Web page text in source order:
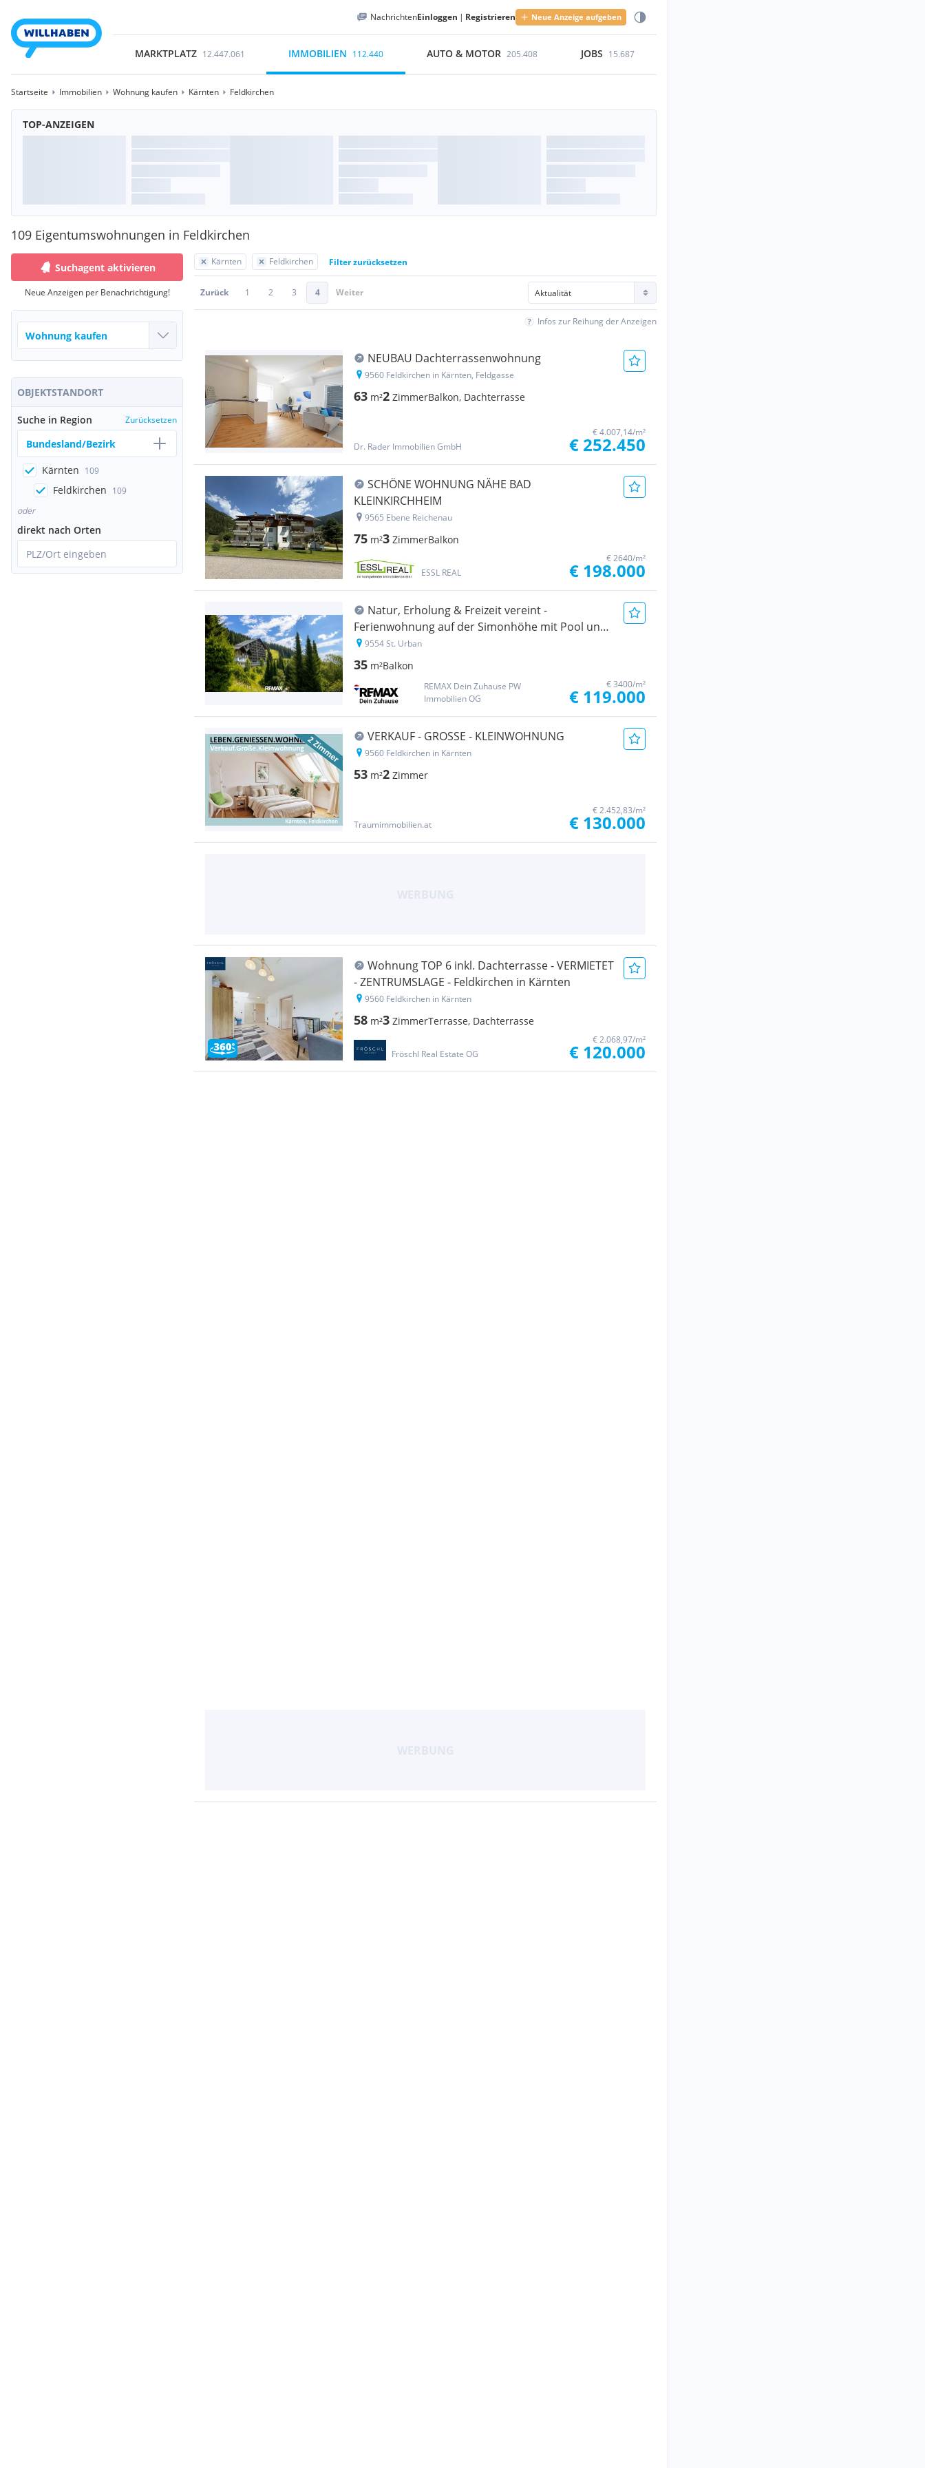
NachrichtenEinloggen | Registrieren Neue Anzeige aufgeben
MARKTPLATZ 12.447.061 IMMOBILIEN 112.440 AUTO & MOTOR 205.408 JOBS 15.687
Startseite Immobilien Wohnung kaufen Kärnten Feldkirchen
TOP-ANZEIGEN
109 Eigentumswohnungen in Feldkirchen
Suchagent aktivieren
Neue Anzeigen per Benachrichtigung!
OBJEKTSTANDORT
Suche in Region Zurücksetzen
Bundesland/Bezirk
Kärnten 109
Feldkirchen 109
oder
direkt nach Orten
PLZ/Ort eingeben
Kärnten Feldkirchen Filter zurücksetzen
Zurück 1 2 3 4 Weiter
Infos zur Reihung der Anzeigen
NEUBAU Dachterrassenwohnung
9560 Feldkirchen in Kärnten, Feldgasse
63 m²2 ZimmerBalkon, Dachterrasse
Dr. Rader Immobilien GmbH
€ 4.007,14/m²
€ 252.450
SCHÖNE WOHNUNG NÄHE BAD
KLEINKIRCHHEIM
9565 Ebene Reichenau
75 m²3 ZimmerBalkon
ESSL REAL
€ 2640/m²
€ 198.000
Natur, Erholung & Freizeit vereint -
Ferienwohnung auf der Simonhöhe mit Pool und
Sauna im Haus!
9554 St. Urban
35 m²Balkon
REMAX Dein Zuhause PW
Immobilien OG
€ 3400/m²
€ 119.000
VERKAUF - GROSSE - KLEINWOHNUNG
9560 Feldkirchen in Kärnten
53 m²2 Zimmer
Traumimmobilien.at
€ 2.452,83/m²
€ 130.000
Wohnung TOP 6 inkl. Dachterrasse - VERMIETET
- ZENTRUMSLAGE - Feldkirchen in Kärnten
9560 Feldkirchen in Kärnten
58 m²3 ZimmerTerrasse, Dachterrasse
Fröschl Real Estate OG
€ 2.068,97/m²
€ 120.000